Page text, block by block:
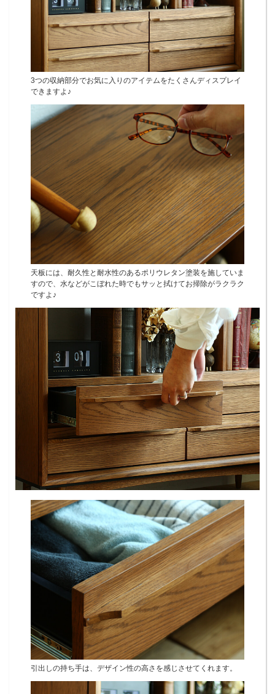
3つの収納部分でお気に入りのアイテムをたくさんディスプレイ
できますよ♪
天板には、耐久性と耐水性のあるポリウレタン塗装を施していま
すので、水などがこぼれた時でもサッと拭けてお掃除がラクラク
ですよ♪
引出しの持ち手は、デザイン性の高さを感じさせてくれます。